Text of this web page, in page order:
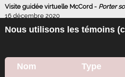
Visite guidée virtuelle McCord - Porter
16 décembre 2020
Plate-forme zoom
Plate-forme zoom
Nous utilisons les témoins
Nom Type